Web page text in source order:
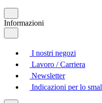
Informazioni
I nostri negozi
Lavoro / Carriera
Newsletter
Indicazioni per lo